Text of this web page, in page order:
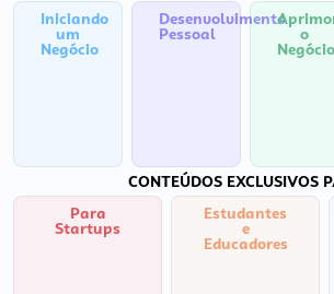
Iniciando
um
Negócio
Desenvolvimento
Pessoal o
Negócio
CONTEÚDOS EXCLUSIVOS
Para
Startups
Estudantes
e
Educadores